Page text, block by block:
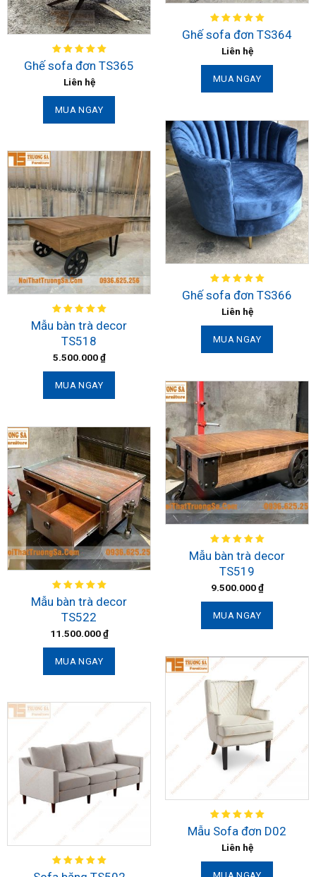
Ghế sofa đơn TS364
Liên hệ
MUA NGAY
Ghế sofa đơn TS365
Liên hệ
MUA NGAY
Ghế sofa đơn TS366
Liên hệ
MUA NGAY
Mẫu bàn trà decor
TS518
5.500.000₫
MUA NGAY
Mẫu bàn trà decor
TS519
9.500.000₫
MUA NGAY
Mẫu bàn trà decor
TS522
11.500.000₫
MUA NGAY
Mẫu Sofa đơn D02
Liên hệ